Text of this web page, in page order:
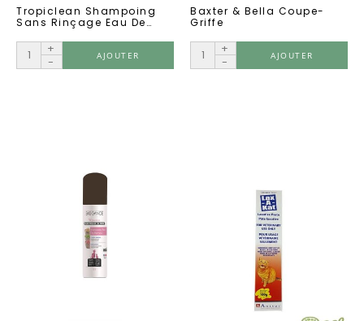
Tropiclean Shampoing
Sans Rinçage Eau De
+
-
AJOUTER
Baxter & Bella Coupe-
Griffe
+
-
AJOUTER